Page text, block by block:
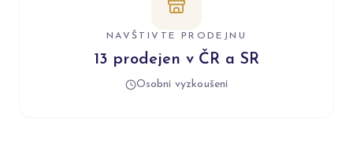
NAVŠTIVTE PRODEJNU
13 prodejen v ČR a SR
Osobní vyzkoušení